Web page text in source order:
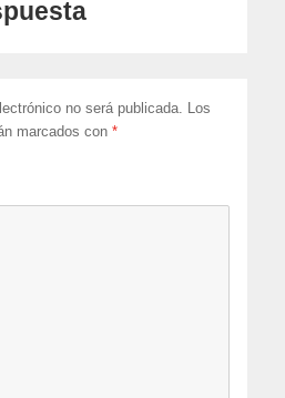
no será publicada. Los
marcados con*